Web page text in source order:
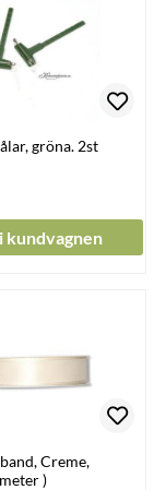
gröna. 2st
kundvagnen
Creme,
)